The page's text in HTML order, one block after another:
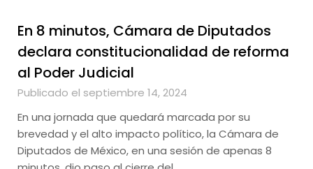
En 8 minutos, Cámara de Diputados
declara constitucionalidad de reforma
al Poder Judicial
Publicado el septiembre 14, 2024
En una jornada que quedará marcada por su
brevedad y el alto impacto político, la Cámara de
Diputados de México, en una sesión de apenas 8